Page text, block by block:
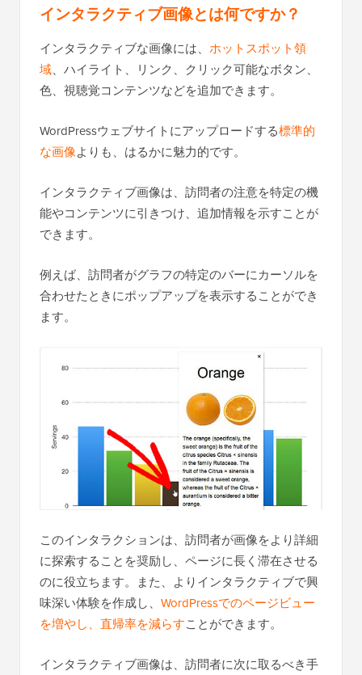
インタラクティブ画像とは何ですか？
インタラクティブな画像には、 ホットスポット領
域、ハイライト、リンク、クリック可能なボタン、
色、視聴覚コンテンツなどを追加できます。
WordPressウェブサイトにアップロードする標準的
な画像よりも、はるかに魅力的です。
インタラクティブ画像は、訪問者の注意を特定の機
能やコンテンツに引きつけ、追加情報を示すことが
できます。
例えば、訪問者がグラフの特定のバーにカーソルを
合わせたときにポップアップを表示することができ
ます。
このインタラクションは、訪問者が画像をより詳細
に探索することを奨励し、ページに長く滞在させる
のに役立ちます。また、よりインタラクティブで興
味深い体験を作成し、 WordPressでのページビュー
を増やし、直帰率を減らすことができます。
インタラクティブ画像は、訪問者に次に取るべき手